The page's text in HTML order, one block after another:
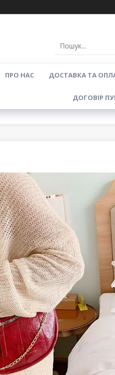
ПРО НАС ДОСТАВКА ТА
ДОГОВІР